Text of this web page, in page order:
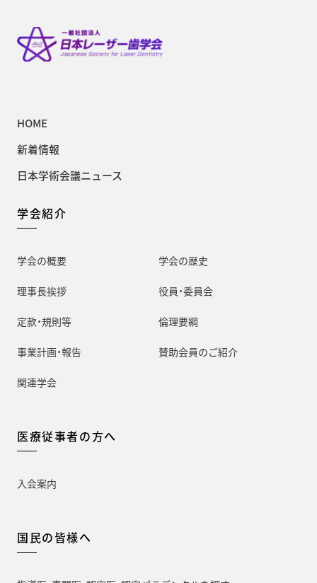
HOME
新着情報
日本学術会議ニュース
学会紹介
学会の概要 学会の歴史
理事長挨拶 役員・委員会
定款・規則等 倫理要綱
事業計画・報告 賛助会員のご紹介
関連学会
医療従事者の方へ
入会案内
国民の皆様へ